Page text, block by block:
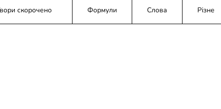
скорочено Формули Слова Різне